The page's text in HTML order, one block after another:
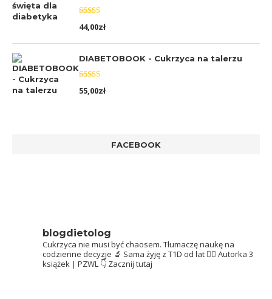
Oceniono
5.00na 5
44,00zł
DIABETOBOOK - Cukrzyca na talerzu
Oceniono
5.00na 5
55,00zł
FACEBOOK
blogdietolog
Cukrzyca nie musi być chaosem. Tłumaczę naukę na
codzienne decyzje 🔬 Sama żyję z T1D od lat 👩‍⚕️ Autorka 3
książek | PZWL 👇 Zacznij tutaj